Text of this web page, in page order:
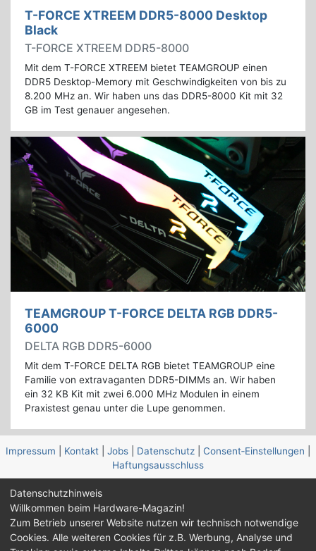
T-FORCE XTREEM DDR5-8000 Desktop
Black
T-FORCE XTREEM DDR5-8000
Mit dem T-FORCE XTREEM bietet TEAMGROUP einen
DDR5 Desktop-Memory mit Geschwindigkeiten von bis zu
8.200 MHz an. Wir haben uns das DDR5-8000 Kit mit 32
GB im Test genauer angesehen.
TEAMGROUP T-FORCE DELTA RGB DDR5-
6000
DELTA RGB DDR5-6000
Mit dem T-FORCE DELTA RGB bietet TEAMGROUP eine
Familie von extravaganten DDR5-DIMMs an. Wir haben
ein 32 KB Kit mit zwei 6.000 MHz Modulen in einem
Praxistest genau unter die Lupe genommen.
Impressum Kontakt Jobs Datenschutz Consent‑Einstellungen
Haftungsausschluss
Feed Facebook
Twitch
Discord
© Copyright 2001 - 2026 Hardware-Magazin
Datenschutzhinweis
Willkommen beim Hardware-Magazin!
Zum Betrieb unserer Website nutzen wir technisch notwendige
Cookies. Alle weiteren Cookies für z.B. Werbung, Analyse und